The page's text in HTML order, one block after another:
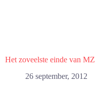
Het zoveelste einde van MZ
26 september, 2012